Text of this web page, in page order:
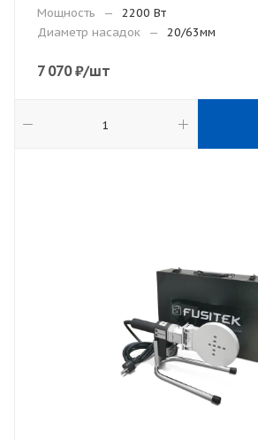
Мощность —
2200 Вт
Диаметр насадок
— 20/63мм
7 070₽/шт